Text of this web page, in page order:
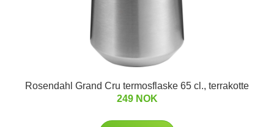
Rosendahl Grand Cru termosflaske 65 cl., terrakotte
249 NOK